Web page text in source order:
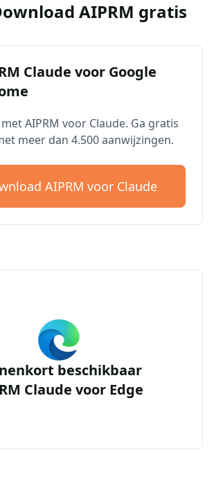
AIPRM gratis
Claude voor Google
AIPRM voor Claude. Ga gratis
meer dan 4.500 aanwijzingen.
AIPRM voor Claude
beschikbaar
Claude voor Edge